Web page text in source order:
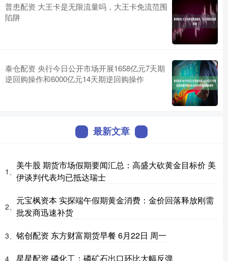
普患配资 大王卡是无限流量吗，大王卡免流范围
陷阱
泰仓配资 央行今日公开市场开展1658亿元7天期
逆回购操作和6000亿元14天期逆回购操作
最新文章
1、
美牛股 期货市场假期要闻汇总：高盛大砍黄金目标价 美
伊谈判代表均已抵达瑞士
2、
元宝枫资本 实探端午假期黄金消费：金价回落释放刚需
批发商迅速补货
3、 铭创配资 东方财富期货早餐 6月22日 周一
4、 星星配资 磷化工：磷矿石出口环比大幅反弹